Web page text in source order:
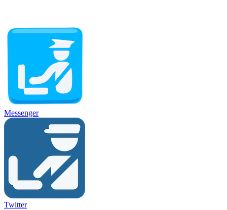
Messenger
Twitter